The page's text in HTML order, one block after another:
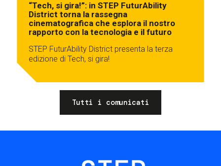
“Tech, si gira!”: in STEP FuturAbility
District torna la rassegna
cinematografica che esplora il nostro
rapporto con la tecnologia e il futuro
STEP FuturAbility District presenta la terza
edizione di Tech, si gira!
Tutti i comunicati